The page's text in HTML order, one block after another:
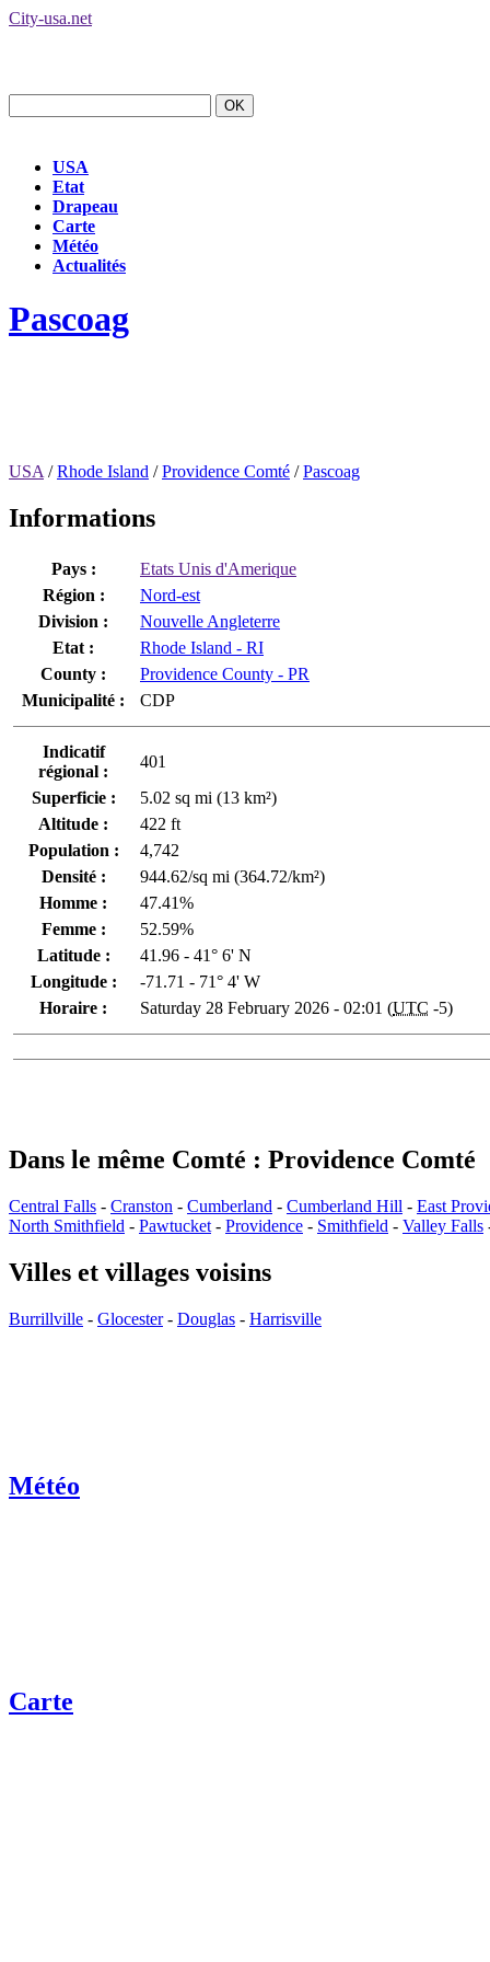
City-usa.net
USA
Etat
Drapeau
Carte
Météo
Actualités
Pascoag
USA /Rhode Island /Providence Comté /Pascoag
Informations
Pays :
Etats Unis d'Amerique
Région :
Nord-est
Division :
Nouvelle Angleterre
Etat :
Rhode Island - RI
County :
Providence County - PR
Municipalité :
CDP
Indicatif
régional :
401
Superficie :
5.02 sq mi (13 km²)
Altitude :
422 ft
Population :
4,742
Densité :
944.62/sq mi (364.72/km²)
Homme :
47.41%
Femme :
52.59%
Latitude :
41.96 - 41° 6' N
Longitude :
-71.71 - 71° 4' W
Horaire :
Saturday 28 February 2026 - 02:01 (UTC -5)
Dans le même Comté : Providence Comté
Central Falls - Cranston - Cumberland - Cumberland Hill - East
North Smithfield - Pawtucket - Providence - Smithfield - Valley Falls
Villes et villages voisins
Burrillville - Glocester- Douglas - Harrisville
Météo
Carte